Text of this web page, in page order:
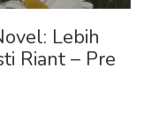
Lebih
Riant – Pre